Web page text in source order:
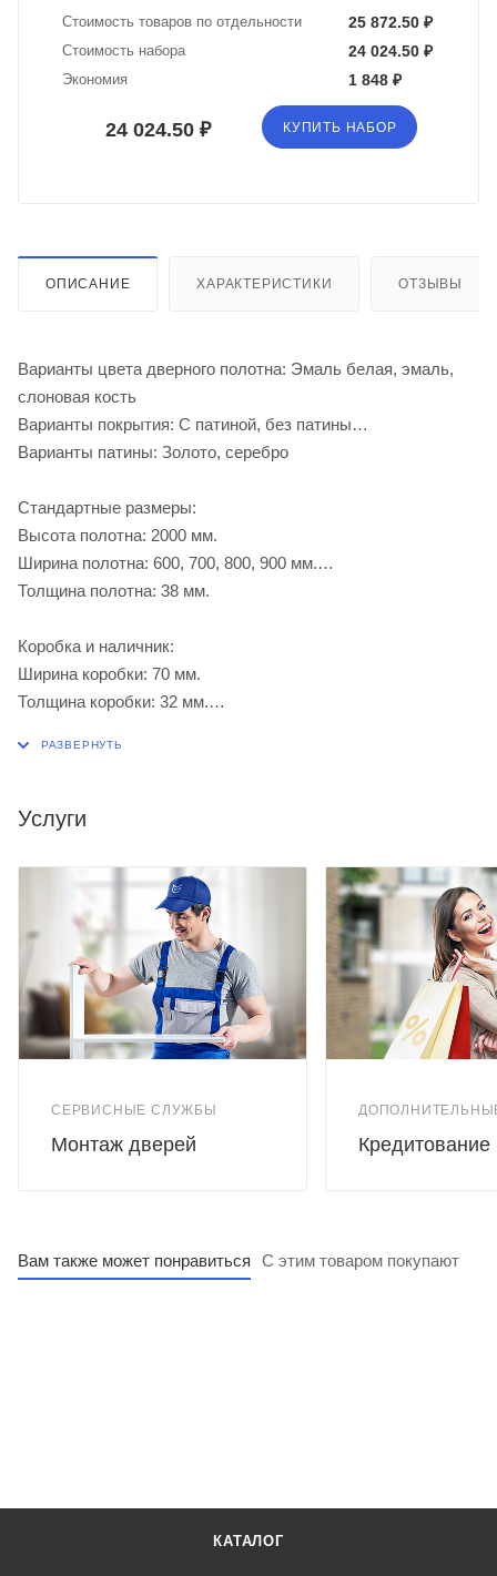
Стоимость товаров по отдельности 25 872.50 ₽
Стоимость набора 24 024.50 ₽
Экономия 1 848 ₽
24 024.50 ₽ КУПИТЬ НАБОР
ОПИСАНИЕ ХАРАКТЕРИСТИКИ ОТЗЫВЫ
Варианты цвета дверного полотна: Эмаль белая, эмаль,
слоновая кость
Варианты покрытия: С патиной, без патины
Варианты патины: Золото, серебро
Стандартные размеры:
Высота полотна: 2000 мм.
Ширина полотна: 600, 700, 800, 900 мм.
Толщина полотна: 38 мм.
Коробка и наличник:
Ширина коробки: 70 мм.
Толщина коробки: 32 мм.
Услуги
СЕРВИСНЫЕ СЛУЖБЫ
Монтаж дверей Кредитование
Вам также может понравиться С этим товаром покупают
КАТАЛОГ